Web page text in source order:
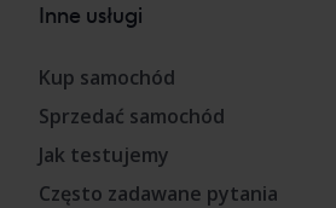
Inne usługi
Kup samochód
Sprzedać samochód
Jak testujemy
Często zadawane pytania